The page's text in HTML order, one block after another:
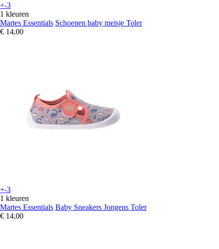
+-3
1 kleuren
Martes Essentials Schoenen baby meisje Toler
€ 14,00
+-3
1 kleuren
Martes Essentials Baby Sneakers Jongens Toler
€ 14,00